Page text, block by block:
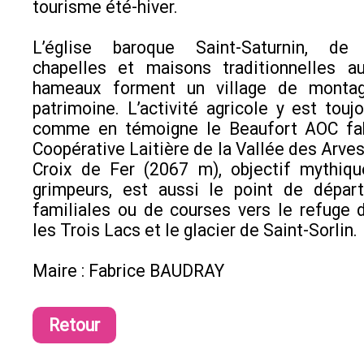
tourisme été-hiver.
L’église baroque Saint-Saturnin, de
chapelles et maisons traditionnelles
hameaux forment un village de
patrimoine. L’activité agricole y est
comme en témoigne le Beaufort AOC
Coopérative Laitière de la Vallée des
Croix de Fer (2067 m), objectif
grimpeurs, est aussi le point de
familiales ou de courses vers le refuge
les Trois Lacs et le glacier de Saint-Sorlin.
Maire : Fabrice BAUDRAY
Retour